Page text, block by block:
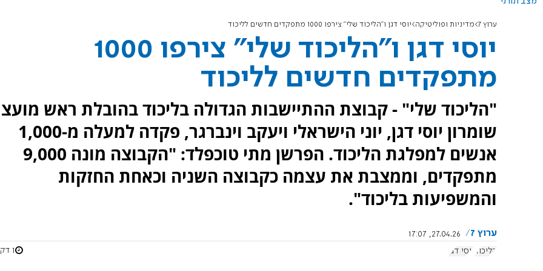
ערוץ 7 מדיניות ופוליטיקה יוסי דגן ו"הליכוד שלי" צירפו 1000 מתפקדים חדשים לליכוד
יוסי דגן ו"הליכוד שלי" צירפו 1000
מתפקדים חדשים לליכוד
"הליכוד שלי" - קבוצת ההתיישבות הגדולה בליכוד בהובלת ראש
שומרון יוסי דגן, יוני הישראלי ויעקב וינברגר, פקדה למעלה מ-1,000
אנשים למפלגת הליכוד. הפרשן מתי טוכפלד: "הקבוצה מונה 9,000
מתפקדים, וממצבת את עצמה כקבוצה השניה וכאחת החזקות
והמשפיעות בליכוד".
ערוץ 7
27.04.26, 17:07
הליכוד
יוסי דגן 1 דקות